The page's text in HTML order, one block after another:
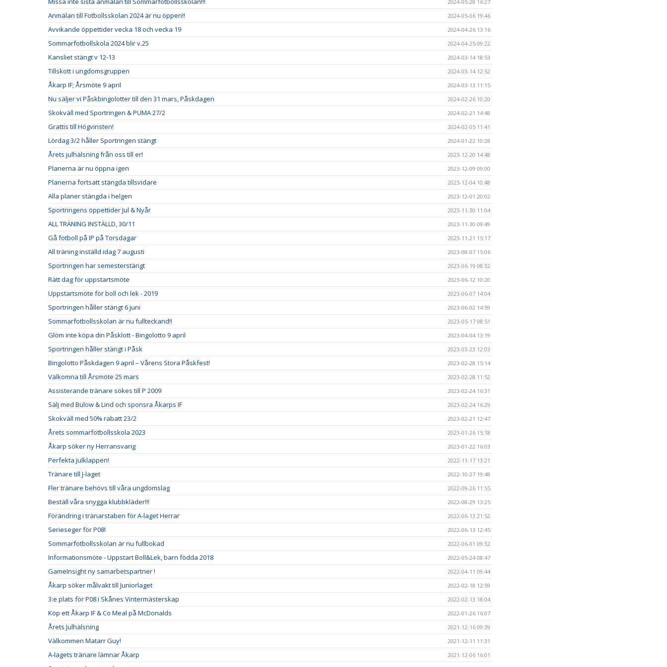
2024-05-28 16:27
Anmälan till Fotbollsskolan 2024 är nu öppen!! 2024-05-06 19:46
Avvikande öppettider vecka 18 och vecka 19 2024-04-26 13:16
Sommarfotbollskola 2024 blir v.25 2024-04-25 09:22
Kansliet stängt v 12-13 2024-03-14 18:53
Tillskott i ungdomsgruppen 2024-03-14 12:52
Åkarp IF; Årsmöte 9 april 2024-03-13 11:15
Nu säljer vi Påskbingolotter till den 31 mars, Påskdagen 2024-02-26 10:20
Skokväll med Sportringen & PUMA 27/2 2024-02-21 14:48
Grattis till Högvinsten! 2024-02-05 11:41
Lördag 3/2 håller Sportringen stängt 2024-01-22 10:28
Årets julhälsning från oss till er! 2023-12-20 14:48
Planerna är nu öppna igen 2023-12-09 09:00
Planerna fortsatt stängda tillsvidare 2023-12-04 10:48
Alla planer stängda i helgen 2023-12-01 20:02
Sportringens öppettider Jul & Nyår 2023-11-30 11:04
ALL TRÄNING INSTÄLLD, 30/11 2023-11-30 09:49
Gå fotboll på IP på Torsdagar 2023-11-21 15:17
All träning inställd idag 7 augusti 2023-08-07 15:06
Sportringen har semesterstängt 2023-06-19 08:32
Rätt dag för uppstartsmöte 2023-06-12 10:20
Uppstartsmöte för boll och lek - 2019 2023-06-07 14:04
Sportringen håller stängt 6 juni 2023-06-02 14:59
Sommarfotbollsskolan är nu fullteckand!! 2023-05-17 08:51
Glöm inte köpa din Påsklott - Bingolotto 9 april 2023-04-04 13:19
Sportringen håller stängt i Påsk 2023-03-23 12:03
Bingolotto Påskdagen 9 april – Vårens Stora Påskfest! 2023-02-28 15:14
Välkomna till Årsmöte 25 mars 2023-02-28 11:52
Assisterande tränare sökes till P 2009 2023-02-24 16:31
Sälj med Bülow & Lind och sponsra Åkarps IF 2023-02-24 16:29
Skokväll med 50% rabatt 23/2 2023-02-21 12:47
Årets sommarfotbollsskola 2023 2023-01-26 15:18
Åkarp söker ny Herransvarig 2023-01-22 16:03
Perfekta julklappen! 2022-11-17 13:21
Tränare till J-laget 2022-10-27 19:48
Fler tränare behövs till våra ungdomslag 2022-09-26 11:55
Beställ våra snygga klubbkläder!!! 2022-08-29 13:25
Förändring i tränarstaben för A-laget Herrar 2022-06-13 21:52
Serieseger för P08! 2022-06-13 12:45
Sommarfotbollsskolan är nu fullbokad 2022-06-01 09:32
Informationsmöte - Uppstart Boll&Lek, barn födda 2018 2022-05-24 08:47
GameInsight ny samarbetspartner ! 2022-04-11 09:44
Åkarp söker målvakt till Juniorlaget 2022-02-18 12:59
3:e plats för P08 i Skånes Vintermästerskap 2022-02-13 18:04
Köp ett Åkarp IF & Co Meal på McDonalds 2022-01-26 16:07
Årets Julhälsning 2021-12-16 09:39
Välkommen Matarr Guy! 2021-12-11 11:31
A-lagets tränare lämnar Åkarp 2021-12-06 16:01